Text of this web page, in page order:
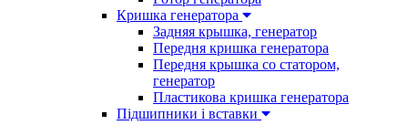
Кришка генератора
Задняя крышка, генератор
Передня кришка генератора
Передня крышка со статором,
генератор
Пластикова кришка генератора
Підшипники і вставки